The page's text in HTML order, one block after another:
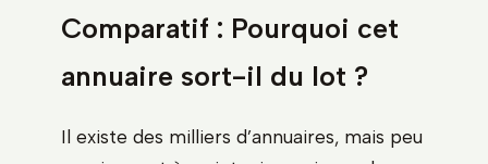
Comparatif : Pourquoi cet
annuaire sort-il du lot ?
Il existe des milliers d’annuaires, mais peu